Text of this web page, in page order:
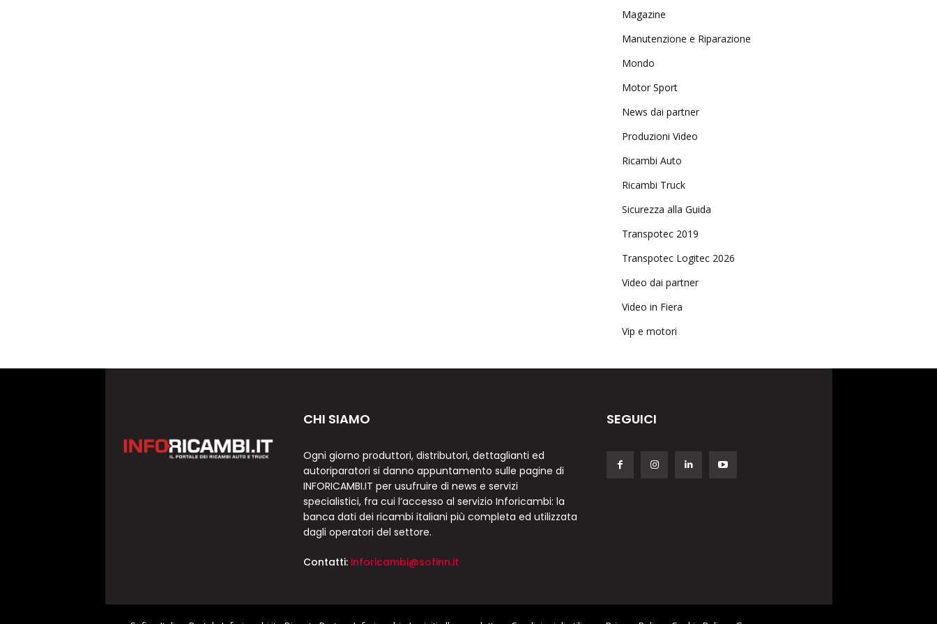
Magazine
Manutenzione e Riparazione
Mondo
Motor Sport
News dai partner
Produzioni Video
Ricambi Auto
Ricambi Truck
Sicurezza alla Guida
Transpotec 2019
Transpotec Logitec 2026
Video dai partner
Video in Fiera
Vip e motori
CHI SIAMO
Ogni giorno produttori, distributori, dettaglianti ed
autoriparatori si danno appuntamento sulle pagine di
INFORICAMBI.IT per usufruire di news e servizi
specialistici, fra cui l’accesso al servizio Inforicambi: la
banca dati dei ricambi italiani più completa ed utilizzata
dagli operatori del settore.
Contatti: inforicambi@sofinn.it
SEGUICI